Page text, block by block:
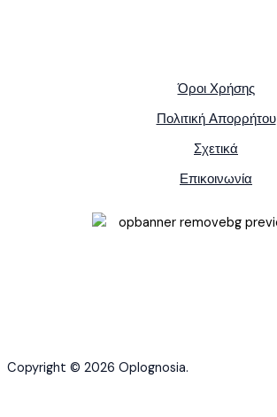
Όροι Χρήσης
Πολιτική Απορρήτου
Σχετικά
Επικοινωνία
Copyright © 2026 Oplognosia.